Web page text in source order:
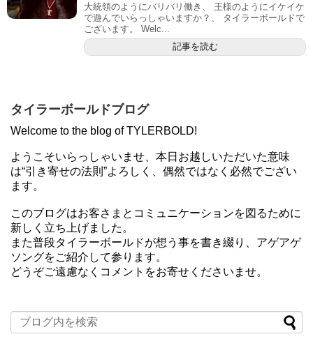
大統領のようにバリバリ働き、 王様のようにイケイケ
で遊んでいらっしゃいますか？、 タイラーボールドで
ございます。 Welc...
記事を読む
タイラーボールドブログ
Welcome to the blog of TYLERBOLD!
ようこそいらっしゃいませ、本日お越しいただいた意味
は“引き寄せの法則”よろしく、偶然ではなく必然でござい
ます。
このブログはお客さまとコミュニケーションを図るために
新しく立ち上げました。
また普段タイラーボールドが想う事を書き綴り、アゲアゲ
ソングをご紹介して参ります。
どうぞご遠慮なくコメントをお寄せくださいませ。